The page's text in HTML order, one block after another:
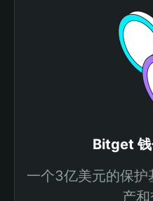
Bitget
一个3亿美元的保
产和